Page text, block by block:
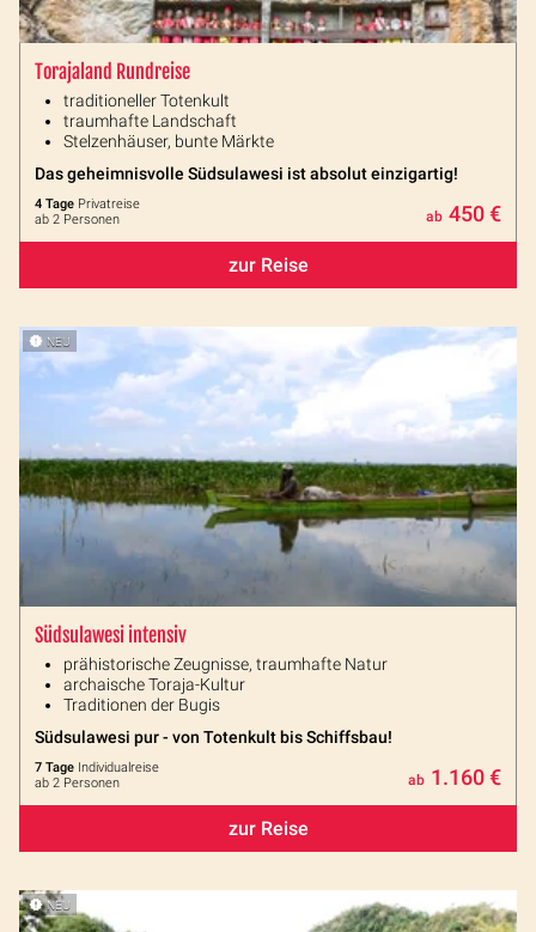
Torajaland Rundreise
traditioneller Totenkult
traumhafte Landschaft
Stelzenhäuser, bunte Märkte
Das geheimnisvolle Südsulawesi ist absolut einzigartig!
4 Tage Privatreise
ab 2 Personen
ab 450 €
zur Reise
NEU
Südsulawesi intensiv
prähistorische Zeugnisse, traumhafte Natur
archaische Toraja-Kultur
Traditionen der Bugis
Südsulawesi pur - von Totenkult bis Schiffsbau!
7 Tage Individualreise
ab 2 Personen
ab 1.160 €
zur Reise
NEU